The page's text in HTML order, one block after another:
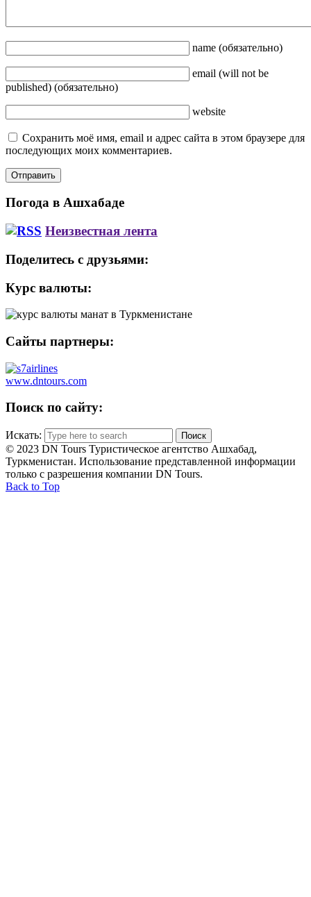
name (обязательно)
email (will not be
published) (обязательно)
website
Сохранить моё имя, email и адрес сайта в этом браузере для
последующих моих комментариев.
Погода в Ашхабаде
Неизвестная лента
Поделитесь с друзьями:
Курс валюты:
Сайты партнеры:
www.dntours.com
Поиск по сайту:
Искать:
© 2023 DN Tours Туристическое агентство Ашхабад,
Туркменистан. Использование представленной информации
только с разрешения компании DN Tours.
Back to Top